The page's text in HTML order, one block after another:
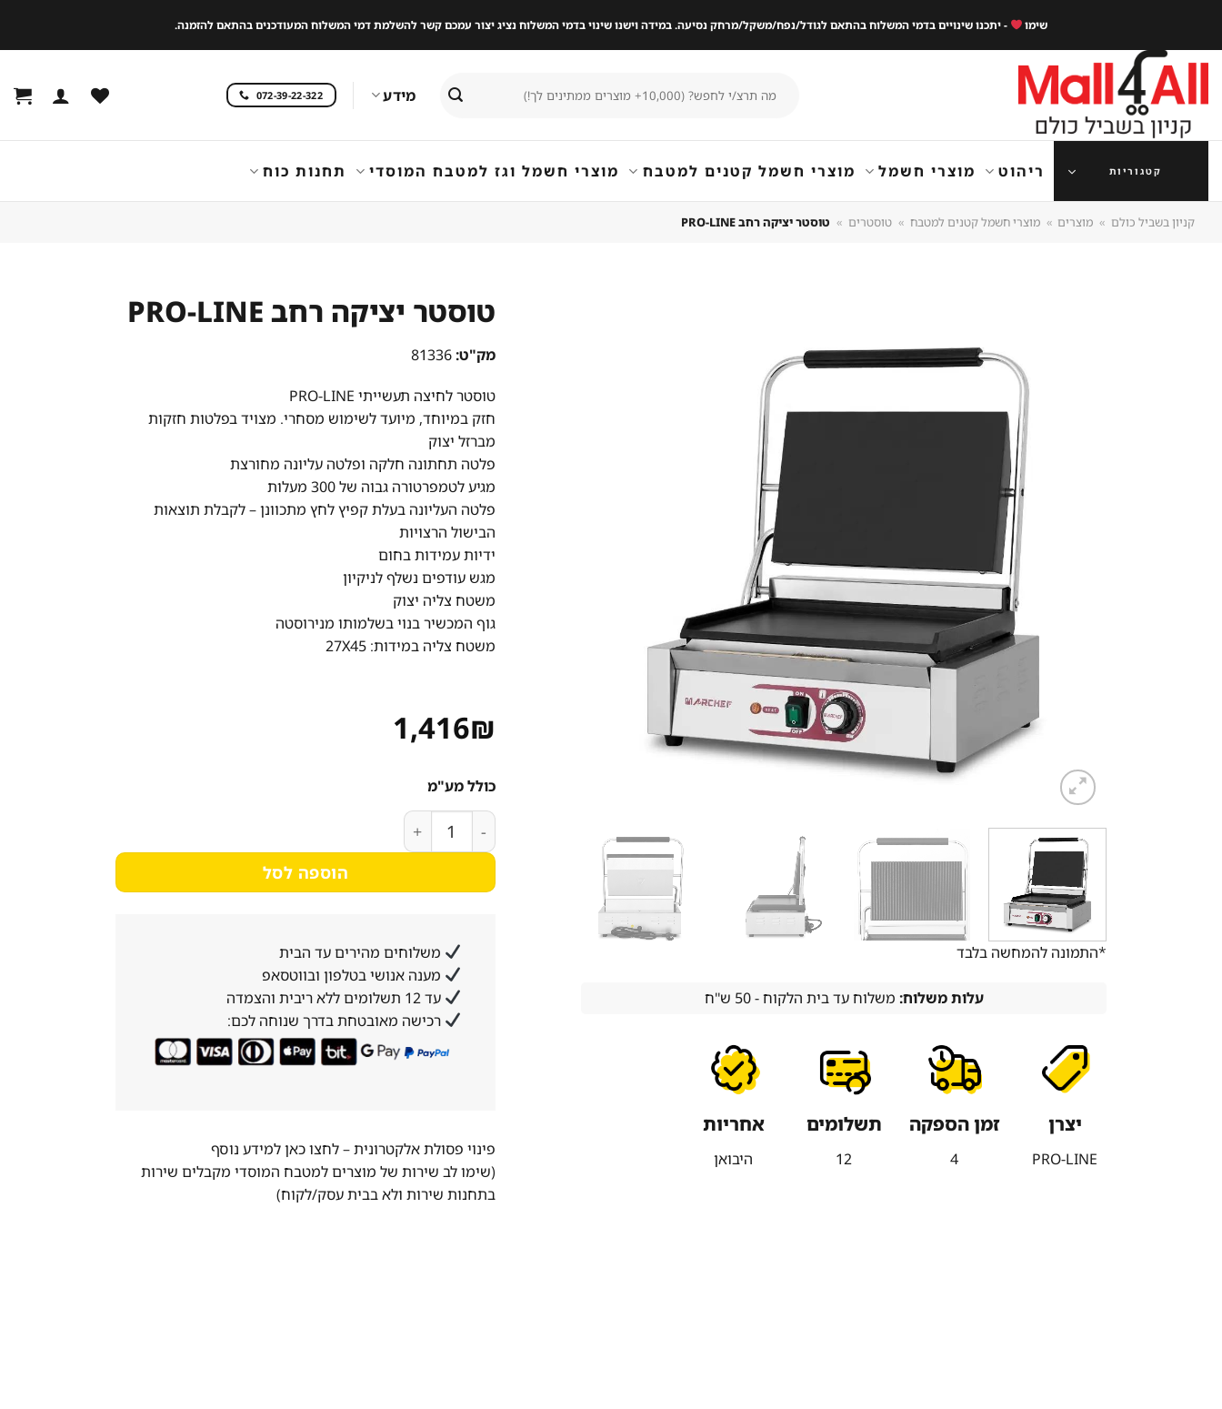
content
שימו - יתכנו שינויים בדמי המשלוח בהתאם לגודל/נפח/משקל/מרחק נסיעה. במידה וישנו שינוי בדמי המשלוח נציג יצור עמכם קשר להשלמת דמי המשלוח המעודכנים בהתאם להזמנה.
עבור:
מידע 072-39-22-322
קטגוריות ריהוט מוצרי חשמל מוצרי חשמל קטנים למטבח מוצרי חשמל וגז למטבח המוסדי תחנות כוח
קניון בשביל כולם » מוצרים » מוצרי חשמל קטנים למטבח » טוסטרים » טוסטר יציקה רחב PRO-LINE
*התמונה להמחשה בלבד
עלות משלוח: משלוח עד בית הלקוח - 50 ש''ח
יצרן
PRO-LINE
זמן הספקה
4
תשלומים
12
אחריות
היבואן
טוסטר יציקה רחב PRO-LINE
מק"ט:
טוסטר לחיצה תעשייתי PRO-LINE
חזק במיוחד, מיועד לשימוש מסחרי. מצויד בפלטות חזקות
מברזל יצוק
פלטה תחתונה חלקה ופלטה עליונה מחורצת
מגיע לטמפרטורה גבוה של 300 מעלות
פלטה העליונה בעלת קפיץ לחץ מתכוונן – לקבלת תוצאות
הבישול הרצויות
ידיות עמידות בחום
מגש עודפים נשלף לניקיון
משטח צליה יצוק
גוף המכשיר בנוי בשלמותו מנירוסטה
משטח צליה במידות: 27X45
1,416₪
כולל מע"מ
כמות של טוסטר יציקה רחב PRO-LINE
הוספה לסל
משלוחים מהירים עד הבית
מענה אנושי בטלפון ובווטסאפ
עד 12 תשלומים ללא ריבית והצמדה
רכישה מאובטחת בדרך שנוחה לכם:
פינוי פסולת אלקטרונית –לחצו כאן למידע נוסף
(שימו לב שירות של מוצרים למטבח המוסדי מקבלים שירות
בתחנות שירות ולא בבית עסק/לקוח)